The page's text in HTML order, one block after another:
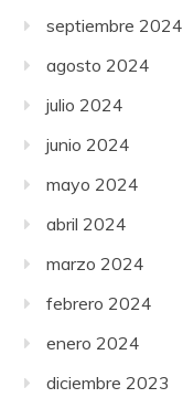
septiembre 2024
agosto 2024
julio 2024
junio 2024
mayo 2024
abril 2024
marzo 2024
febrero 2024
enero 2024
diciembre 2023